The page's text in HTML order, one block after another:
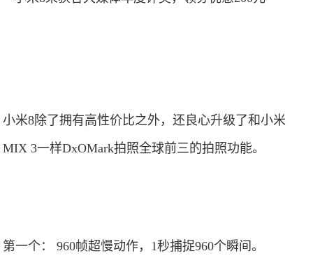
小米8除了拥有高性价比之外，还良心升级了和小米
MIX 3一样DxOMark拍照全球前三的拍照功能。
第一个： 960帧超慢动作，1秒捕捉960个瞬间。